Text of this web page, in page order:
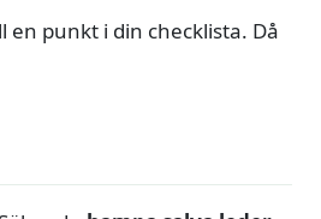
punkt i din checklista. Då